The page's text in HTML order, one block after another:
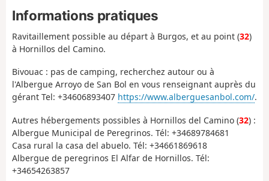
Informations pratiques
Ravitaillement possible au départ à Burgos, et au point (32)
à Hornillos del Camino.
Bivouac : pas de camping, recherchez autour ou à
l'Albergue Arroyo de San Bol en vous renseignant auprès du
gérant Tel: +34606893407 https://www.alberguesanbol.com/.
Autres hébergements possibles à Hornillos del Camino (32) :
Albergue Municipal de Peregrinos. Tél: +34689784681
Casa rural la casa del abuelo. Tél: +34661869618
Albergue de peregrinos El Alfar de Hornillos. Tél:
+34654263857